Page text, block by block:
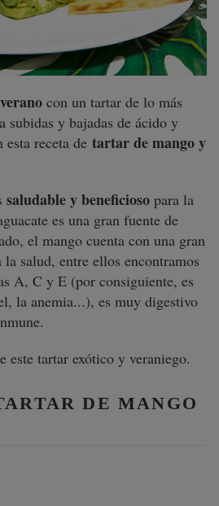
con un tartar de lo más
subidas y bajadas de ácido y
receta de tartar de mango y
saludable y beneficioso para la
es una gran fuente de
el mango cuenta con una gran
salud, entre ellos encontramos
A, C y E (por consiguiente, es
la anemia...), es muy digestivo
este tartar exótico y veraniego.
DE MANGO